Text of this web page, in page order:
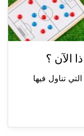
الآن ؟
تناول فيها